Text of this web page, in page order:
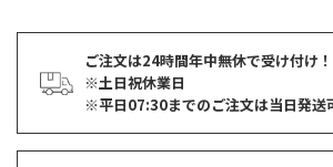
ご注文は24時間年中無休で受け付け！
※土日祝休業日
※平日07:30までのご注文は当日発送